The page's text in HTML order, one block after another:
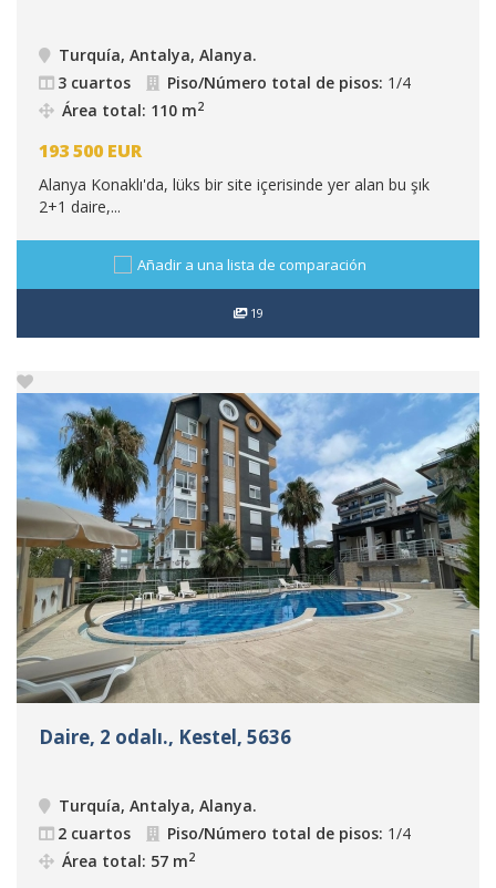
Turquía, Antalya, Alanya.
3 cuartos
Piso/Número total de pisos: 1/4
Área total: 110 m2
193 500 EUR
Alanya Konaklı'da, lüks bir site içerisinde yer alan bu şık
2+1 daire,...
Añadir a una lista de comparación
19
Daire, 2 odalı., Kestel, 5636
Turquía, Antalya, Alanya.
2 cuartos
Piso/Número total de pisos: 1/4
Área total: 57 m2